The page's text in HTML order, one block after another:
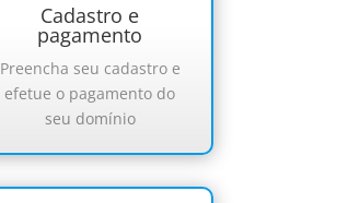
Cadastro e
pagamento
Preencha seu cadastro e
efetue o pagamento do
seu domínio